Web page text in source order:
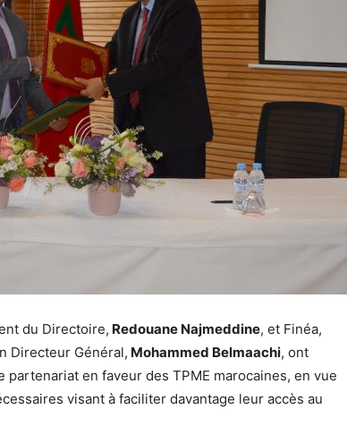
du Directoire, Redouane Najmeddine, et Finéa,
Directeur Général, Mohammed Belmaachi, ont
partenariat en faveur des TPME marocaines, en vue
visant à faciliter davantage leur accès au